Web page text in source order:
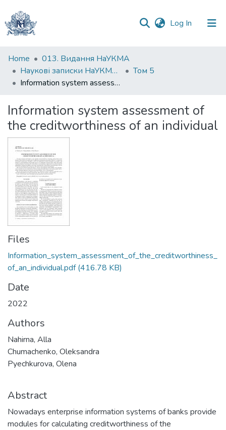
Log In (current)
Communities
&
Collections
Statistics
Home
013. Видання НаУКМА
Наукові записки НаУКМА. Комп'ютерні науки
Том 5
Information system assessment of the creditworthiness of an individual
Information system assessment of
the creditworthiness of an individual
Files
Information_system_assessment_of_the_creditworthiness_
of_an_individual.pdf(416.78 KB)
Date
2022
Authors
Nahirna, Alla
Chumachenko, Oleksandra
Pyechkurova, Olena
Abstract
Nowadays enterprise information systems of banks provide
modules for calculating creditworthiness of the